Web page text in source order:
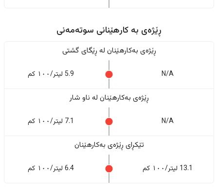
ڕێژەى به کارهێنانی سوتەمەنی
ڕێژەى بەکارهێنان له ڕێگای گشتی
N/A 5.9 لیتر/١٠٠ کم
ڕێژەى بەکارهێنان له ناو شار
N/A 7.1 لیتر/١٠٠ کم
تێکڕای ڕێژەى بەکارهێنان
13.1 لیتر/١٠٠ کم 6.4 لیتر/١٠٠ کم